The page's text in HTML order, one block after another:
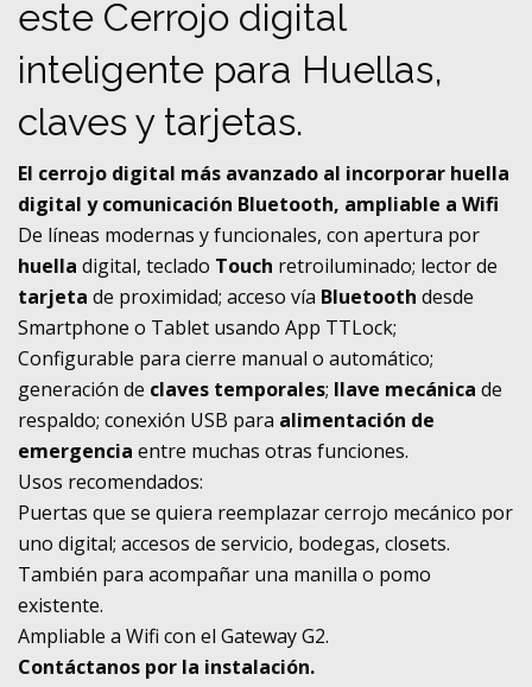
este Cerrojo digital
inteligente para Huellas,
claves y tarjetas.
El cerrojo digital más avanzado al incorporar huella
digital y comunicación Bluetooth, ampliable a Wifi
De líneas modernas y funcionales, con apertura por
huella digital, teclado Touch retroiluminado; lector de
tarjeta de proximidad; acceso vía Bluetooth desde
Smartphone o Tablet usando App TTLock;
Configurable para cierre manual o automático;
generación de claves temporales; llave mecánica de
respaldo; conexión USB para alimentación de
emergencia entre muchas otras funciones.
Usos recomendados:
Puertas que se quiera reemplazar cerrojo mecánico por
uno digital; accesos de servicio, bodegas, closets.
También para acompañar una manilla o pomo
existente.
Ampliable a Wifi con el Gateway G2.
Contáctanos por la instalación.